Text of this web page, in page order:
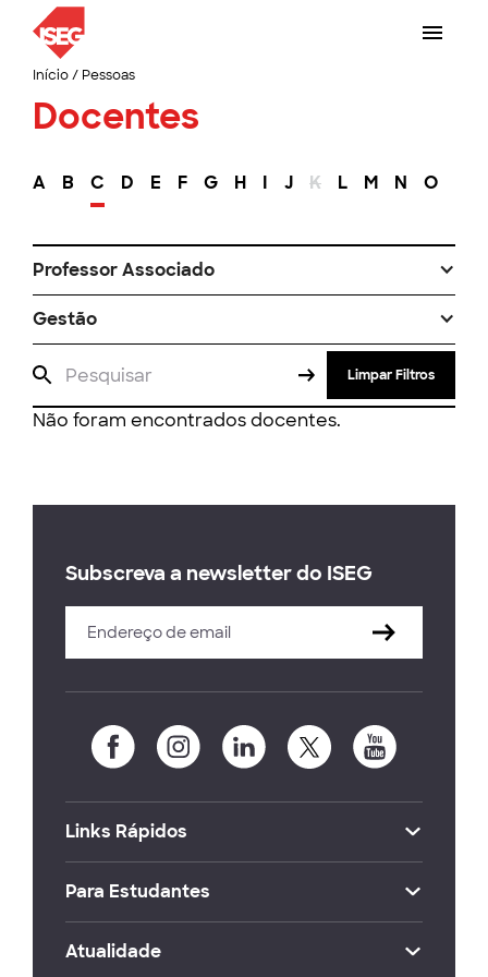
Início/ Pessoas
Docentes
A B C D E F G H I J K L M N O
Professor Associado
Gestão
Limpar Filtros
Não foram encontrados docentes.
Subscreva a newsletter do ISEG
Links Rápidos
Para Estudantes
Atualidade